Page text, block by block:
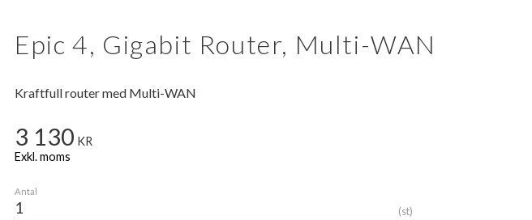
Epic 4, Gigabit Router, Multi-WAN
Kraftfull router med Multi-WAN
3 130 KR
Antal
st